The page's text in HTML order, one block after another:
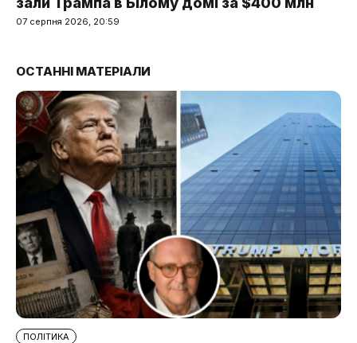
07 серпня 2026, 20:59
ОСТАННІ МАТЕРІАЛИ
ПОЛІТИКА